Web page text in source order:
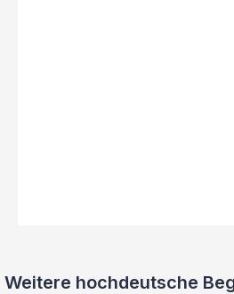
Weitere hochdeutsche